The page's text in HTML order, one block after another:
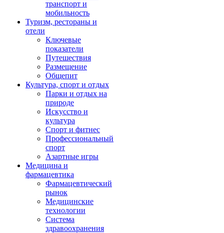
транспорт и
мобильность
Туризм, рестораны и
отели
Ключевые
показатели
Путешествия
Размещение
Общепит
Культура, спорт и отдых
Парки и отдых на
природе
Искусство и
культура
Спорт и фитнес
Профессиональный
спорт
Азартные игры
Медицина и
фармацевтика
Фармацевтический
рынок
Медицинские
технологии
Система
здравоохранения